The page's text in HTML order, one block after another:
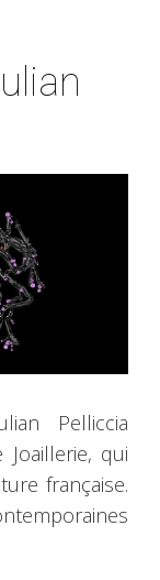
Pelliccia
qui
française.